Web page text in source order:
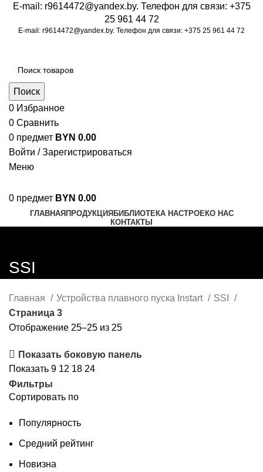
E-mail: r9614472@yandex.by. Телефон для связи: +375
25 961 44 72
E-mail: r9614472@yandex.by. Телефон для связи: +375 25 961 44 72
Поиск
0 Избранное
0 Сравнить
0 предмет BYN 0.00
Войти / Зарегистрироваться
Меню
0 предмет BYN 0.00
ГЛАВНАЯ ПРОДУКЦИЯ БИБЛИОТЕКА НАСТРОЕКО НАС
КОНТАКТЫ
SSI
Главная Устройства плавного пуска Instart
SSI
Страница 3
Отображение 25–25 из 25
Показать боковую панель
Показать 9 12 18 24
Фильтры
Сортировать по
Популярность
Средний рейтинг
Новизна